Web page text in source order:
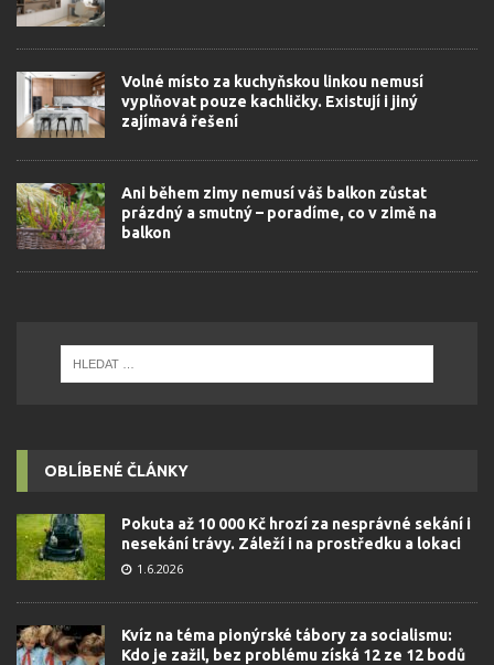
Volné místo za kuchyňskou linkou nemusí
vyplňovat pouze kachličky. Existují i jiný
zajímavá řešení
Ani během zimy nemusí váš balkon zůstat
prázdný a smutný – poradíme, co v zimě na
balkon
OBLÍBENÉ ČLÁNKY
Pokuta až 10 000 Kč hrozí za nesprávné sekání i
nesekání trávy. Záleží i na prostředku a lokaci
1.6.2026
Kvíz na téma pionýrské tábory za socialismu:
Kdo je zažil, bez problému získá 12 ze 12 bodů